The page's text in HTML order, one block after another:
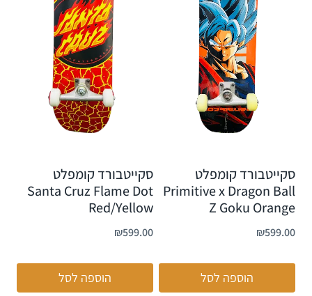
סקייטבורד קומפלט
Primitive x Dragon Ball
Z Goku Orange
₪599.00
הוספה לסל
סקייטבורד קומפלט
Santa Cruz Flame Dot
Red/Yellow
₪599.00
הוספה לסל